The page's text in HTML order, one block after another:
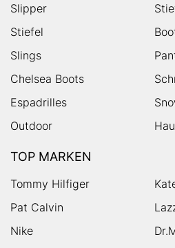
Slipper
Stiefel
Slings
Chelsea Boots
Espadrilles
Outdoor
TOP MARKEN
Tommy Hilfiger
Pat Calvin
Nike